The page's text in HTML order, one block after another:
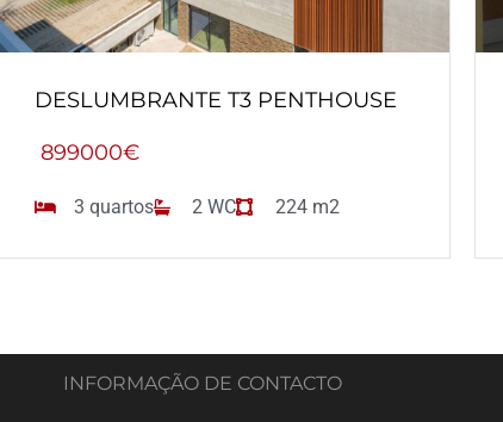
DESLUMBRANTE T3 PENTHOUSE
899000€
3 quartos 2 WC 224 m2
INFORMAÇÃO DE CONTACTO